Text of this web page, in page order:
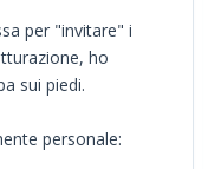
per "invitare" i
ho
sui piedi.
personale: